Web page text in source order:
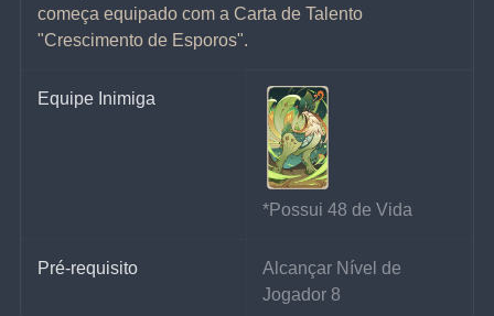
começa equipado com a Carta de Talento
"Crescimento de Esporos".
Equipe Inimiga
*Possui 48 de Vida
Pré-requisito
Alcançar Nível de
Jogador 8